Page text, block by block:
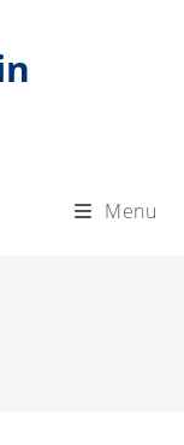
Menu